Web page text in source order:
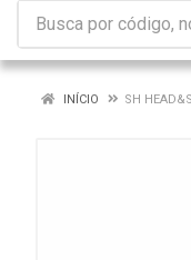
INÍCIO SH